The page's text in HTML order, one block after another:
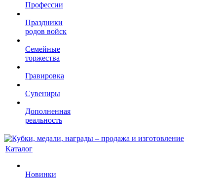
Профессии
Праздники
родов войск
Семейные
торжества
Гравировка
Сувениры
Дополненная
реальность
Каталог
Новинки